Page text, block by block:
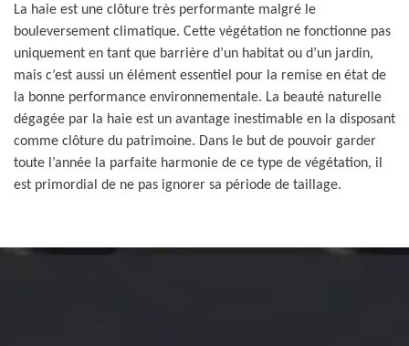
La haie est une clôture très performante malgré le
bouleversement climatique. Cette végétation ne fonctionne pas
uniquement en tant que barrière d’un habitat ou d’un jardin,
mais c’est aussi un élément essentiel pour la remise en état de
la bonne performance environnementale. La beauté naturelle
dégagée par la haie est un avantage inestimable en la disposant
comme clôture du patrimoine. Dans le but de pouvoir garder
toute l’année la parfaite harmonie de ce type de végétation, il
est primordial de ne pas ignorer sa période de taillage.